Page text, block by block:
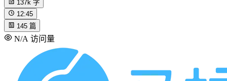
137k 字
12:45
145 篇
N/A 访问量